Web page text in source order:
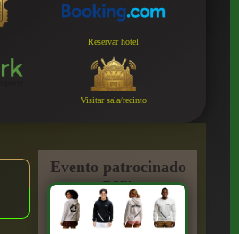
Reservar hotel
Visitar sala/recinto
Evento patrocinado
por: